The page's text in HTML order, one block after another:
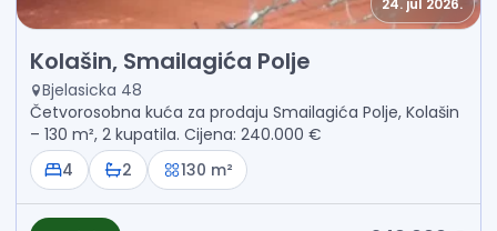
Prodaja - Kuća Kolašin, Smailagića Polje
Kolašin, Smailagića Polje
Bjelasicka 48
Četvorosobna kuća za prodaju Smailagića Polje, Kolašin
– 130 m², 2 kupatila. Cijena: 240.000 €
4
2 130 m²